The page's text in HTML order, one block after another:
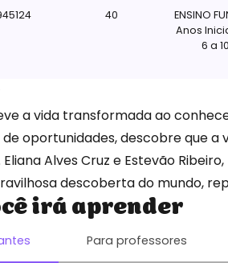
40
ENSINO
Anos
6 a
a vida transformada ao
oportunidades, descobre que a
Alves Cruz e Estevão
descoberta do mundo,
irá aprender
Para professores